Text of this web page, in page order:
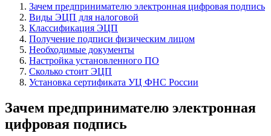
Зачем предпринимателю электронная цифровая подпись
Виды ЭЦП для налоговой
Классификация ЭЦП
Получение подписи физическим лицом
Необходимые документы
Настройка установленного ПО
Сколько стоит ЭЦП
Установка сертификата УЦ ФНС России
Зачем предпринимателю электронная
цифровая подпись